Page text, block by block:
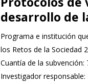
desarrollo de
Programa e institución
los Retos de la Sociedad
Cuantía de la subvención:
Investigador responsable: